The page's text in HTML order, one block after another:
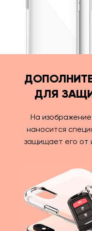
ДЛЯ
На
наносится
защищает его от